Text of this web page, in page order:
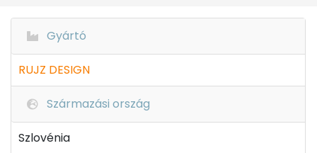
Gyártó
RUJZ DESIGN
Származási ország
Szlovénia